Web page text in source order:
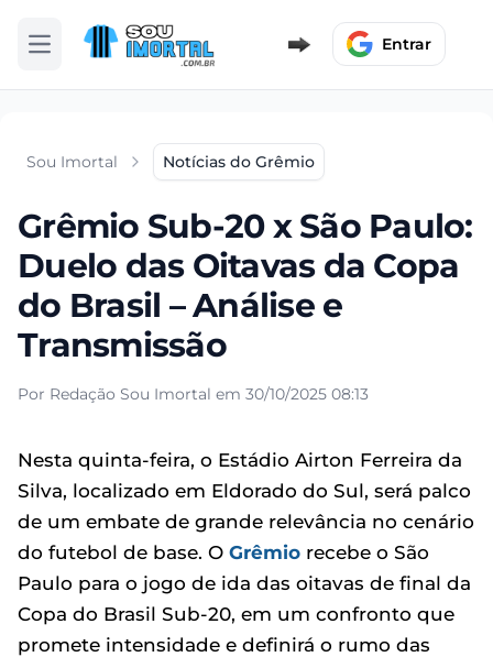
Abrir menu Entrar
Sou Imortal Notícias do Grêmio
Grêmio Sub-20 x São Paulo:
Duelo das Oitavas da Copa
do Brasil – Análise e
Transmissão
Por Redação Sou Imortal em 30/10/2025 08:13
Nesta quinta-feira, o Estádio Airton Ferreira da
Silva, localizado em Eldorado do Sul, será palco
de um embate de grande relevância no cenário
do futebol de base. O Grêmio recebe o São
Paulo para o jogo de ida das oitavas de final da
Copa do Brasil Sub-20, em um confronto que
promete intensidade e definirá o rumo das